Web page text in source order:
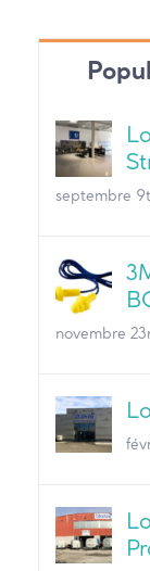
septembre
novembre